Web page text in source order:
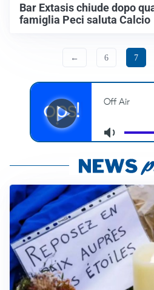
Bar Extasis chiude dopo
famiglia Peci saluta Calcio
← 6 7